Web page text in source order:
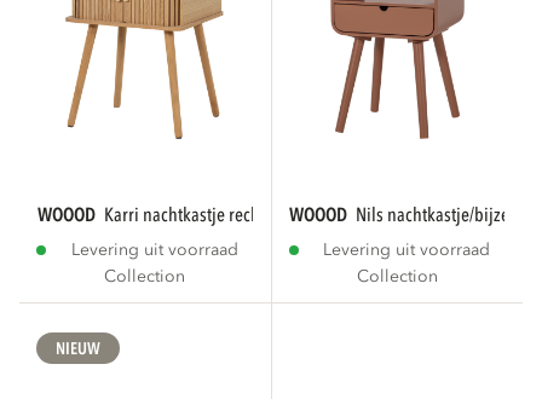
WOOOD karri nachtkastje recht mdf/grenen...
Levering uit voorraad
Collection
WOOOD nils nachtkastje/
Levering uit voorraad
Collection
NIEUW